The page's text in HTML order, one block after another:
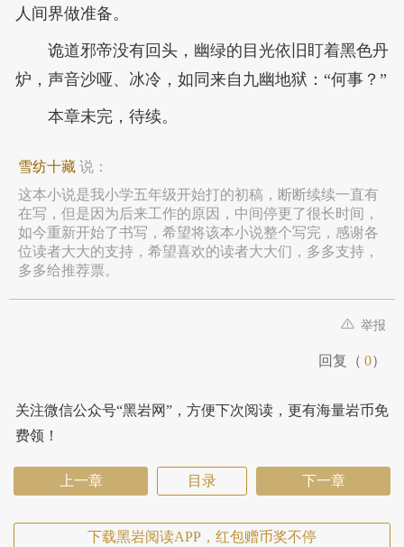
人间界做准备。
诡道邪帝没有回头，幽绿的目光依旧盯着黑色丹
炉，声音沙哑、冰冷，如同来自九幽地狱：“何事？”
本章未完，待续。
雪纺十藏 说：
这本小说是我小学五年级开始打的初稿，断断续续一直有
在写，但是因为后来工作的原因，中间停更了很长时间，
如今重新开始了书写，希望将该本小说整个写完，感谢各
位读者大大的支持，希望喜欢的读者大大们，多多支持，
多多给推荐票。
举报
回复（ 0）
关注微信公众号“黑岩网”，方便下次阅读，更有海量岩币免
费领！
上一章 目录 下一章
下载黑岩阅读APP，红包赠币奖不停